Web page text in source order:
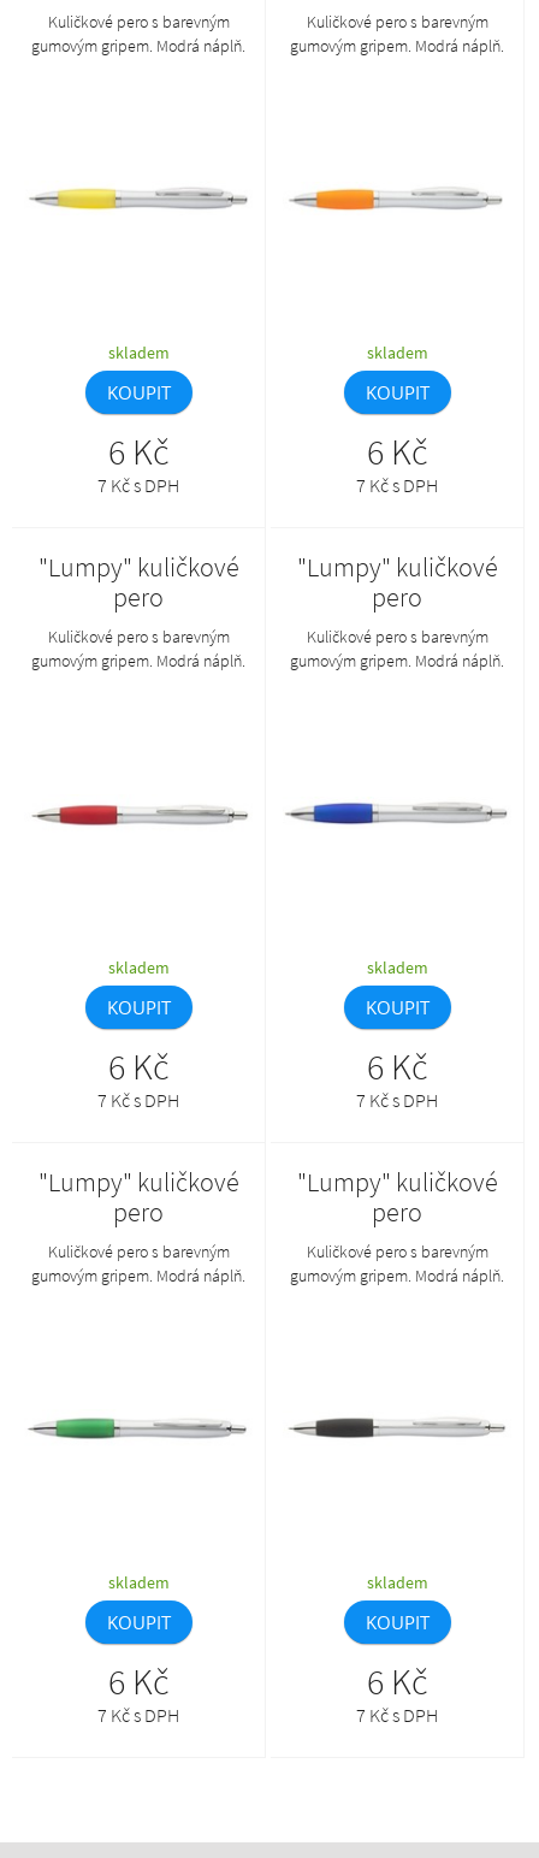
Kuličkové pero s barevným
gumovým gripem. Modrá náplň.
skladem
KOUPIT
6 Kč
7 Kč s DPH
Kuličkové pero s barevným
gumovým gripem. Modrá náplň.
skladem
KOUPIT
6 Kč
7 Kč s DPH
"Lumpy" kuličkové
pero
Kuličkové pero s barevným
gumovým gripem. Modrá náplň.
skladem
KOUPIT
6 Kč
7 Kč s DPH
"Lumpy" kuličkové
pero
Kuličkové pero s barevným
gumovým gripem. Modrá náplň.
skladem
KOUPIT
6 Kč
7 Kč s DPH
"Lumpy" kuličkové
pero
Kuličkové pero s barevným
gumovým gripem. Modrá náplň.
skladem
KOUPIT
6 Kč
7 Kč s DPH
"Lumpy" kuličkové
pero
Kuličkové pero s barevným
gumovým gripem. Modrá náplň.
skladem
KOUPIT
6 Kč
7 Kč s DPH